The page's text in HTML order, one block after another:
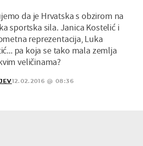
da je Hrvatska s obzirom na
sportska sila. Janica Kostelić i
reprezentacija, Luka
pa koja se tako mala zemlja
veličinama?
12.02.2016 @ 08:36